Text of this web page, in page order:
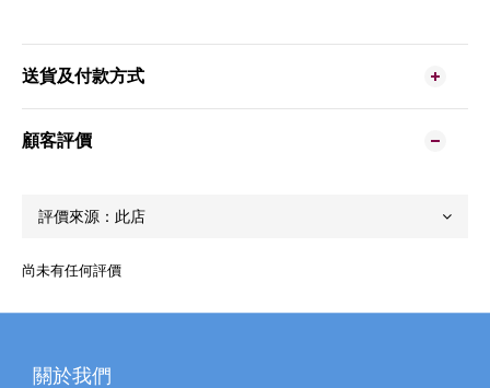
送貨及付款方式
顧客評價
尚未有任何評價
關於我們